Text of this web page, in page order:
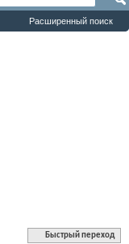
Расширенный поиск
Быстрый переход